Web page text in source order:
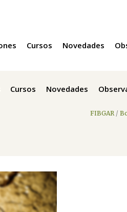
Cursos Novedades
Cursos Novedades
FIBGAR /